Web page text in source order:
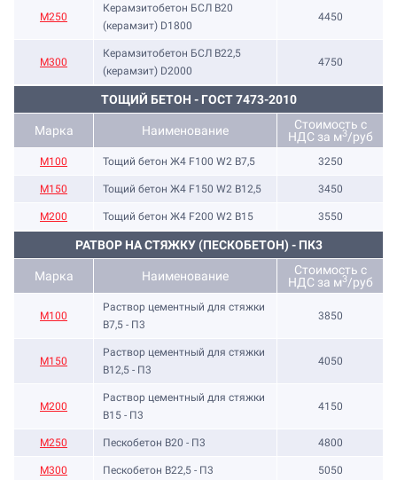
М250
Керамзитобетон БСЛ В20
(керамзит) D1800
4450
М300
Керамзитобетон БСЛ В22,5
(керамзит) D2000
4750
ТОЩИЙ БЕТОН - ГОСТ 7473-2010
Марка Наименование
Стоимость с
НДС за м3/руб
М100 Тощий бетон Ж4 F100 W2 В7,5 3250
М150 Тощий бетон Ж4 F150 W2 В12,5 3450
М200 Тощий бетон Ж4 F200 W2 В15 3550
РАТВОР НА СТЯЖКУ (ПЕСКОБЕТОН) - ПК3
Марка Наименование
Стоимость с
НДС за м3/руб
М100
Раствор цементный для стяжки
В7,5 - П3
3850
М150
Раствор цементный для стяжки
В12,5 - П3
4050
М200
Раствор цементный для стяжки
В15 - П3
4150
М250 Пескобетон В20 - П3 4800
М300 Пескобетон В22,5 - П3 5050